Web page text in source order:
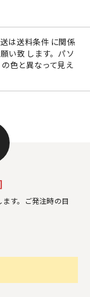
は送料条件 に関係
い致 します。パソ
色と異なって見え
す。ご発注時の目